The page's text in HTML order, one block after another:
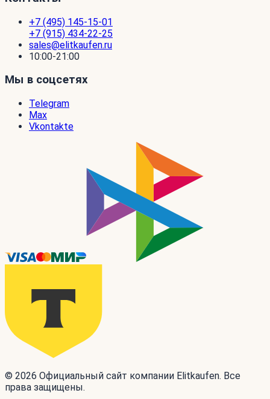
+7 (495) 145-15-01
+7 (915) 434-22-25
sales@elitkaufen.ru
10:00-21:00
Мы в соцсетях
Telegram
Max
Vkontakte
© 2026 Официальный сайт компании Elitkaufen. Все
права защищены.